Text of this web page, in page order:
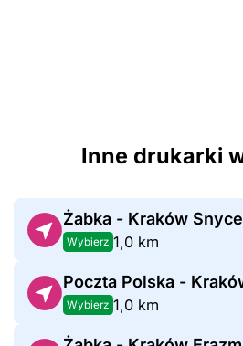
Inne drukarki
Żabka - Kraków
Wybierz 1,0 km
Poczta Polska -
Wybierz 1,0 km